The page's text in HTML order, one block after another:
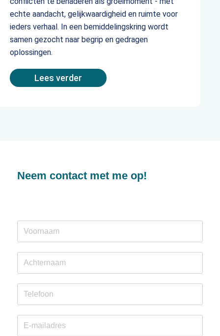
echte aandacht, gelijkwaardigheid en ruimte voor
ieders verhaal. In een bemiddelingskring wordt
samen gezocht naar begrip en gedragen
oplossingen.
Lees verder
Neem contact met me op!